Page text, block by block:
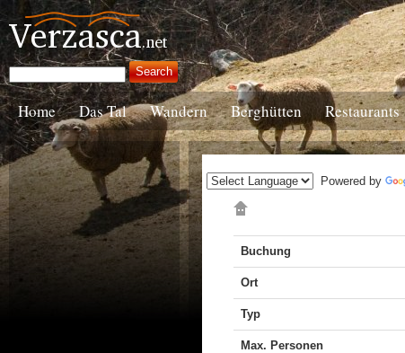
Home Das Tal Wandern Berghütten Restaurants
Powered by
Buchung
Ort
Typ
Max. Personen